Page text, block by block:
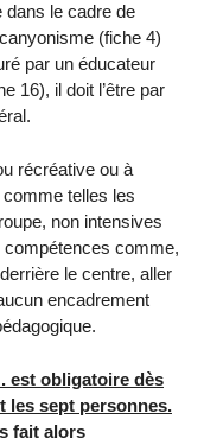
dans le cadre de
(fiche 4)
par un éducateur
16), il doit l’être par
récréative ou à
telles les
non intensives
compétences comme,
le centre, aller
encadrement
est obligatoire dès
les sept personnes.
fait alors